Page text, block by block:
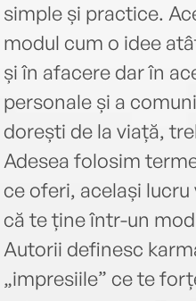
simple și practice.
modul cum o idee
și în afacere dar în
personale și a
dorești de la viață,
Adesea folosim
ce oferi, același
că te ține într-un
Autorii definesc
„impresiile” ce te